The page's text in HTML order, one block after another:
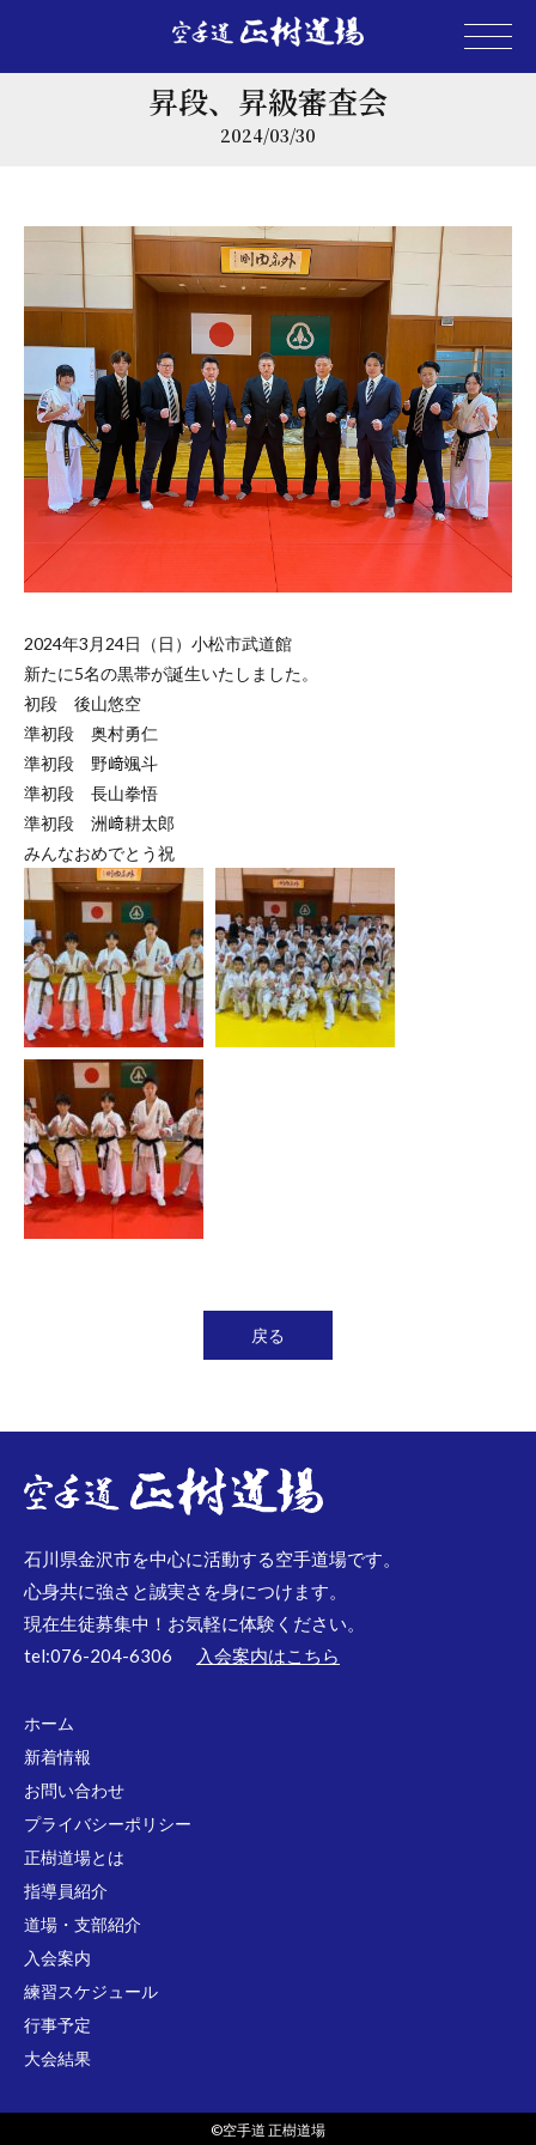
昇段、昇級審査会
2024/03/30
2024年3月24日（日）小松市武道館
新たに5名の黒帯が誕生いたしました。
初段 後山悠空
準初段 奥村勇仁
準初段 野﨑颯斗
準初段 長山拳悟
準初段 洲﨑耕太郎
みんなおめでとう祝
戻る
石川県金沢市を中心に活動する空手道場です。
心身共に強さと誠実さを身につけます。
現在生徒募集中！お気軽に体験ください。
tel:076-204-6306
入会案内はこちら
ホーム
新着情報
お問い合わせ
プライバシーポリシー
正樹道場とは
指導員紹介
道場・支部紹介
入会案内
練習スケジュール
行事予定
大会結果
©空手道 正樹道場